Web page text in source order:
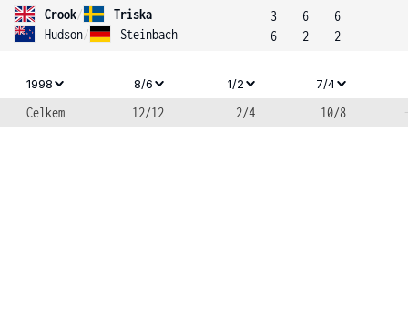
Crook/
Triska
Hudson/ Steinbach
3
6
6
2
6
2
1998 8/6 1/2 7/4
Celkem 12/12 2/4 10/8